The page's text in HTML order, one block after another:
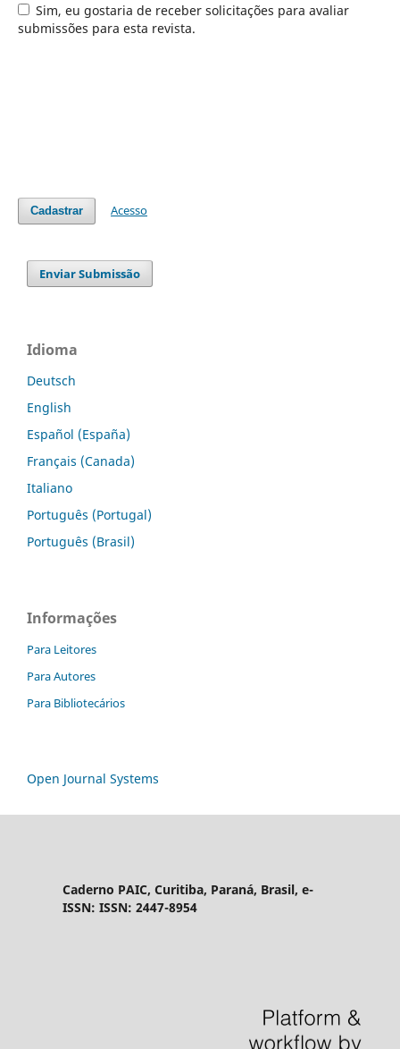
Sim, eu gostaria de receber solicitações para avaliar
submissões para esta revista.
Cadastrar Acesso
Enviar Submissão
Idioma
Deutsch
English
Español (España)
Français (Canada)
Italiano
Português (Portugal)
Português (Brasil)
Informações
Para Leitores
Para Autores
Para Bibliotecários
Open Journal Systems
Caderno PAIC, Curitiba, Paraná, Brasil, e-
ISSN: ISSN: 2447-8954